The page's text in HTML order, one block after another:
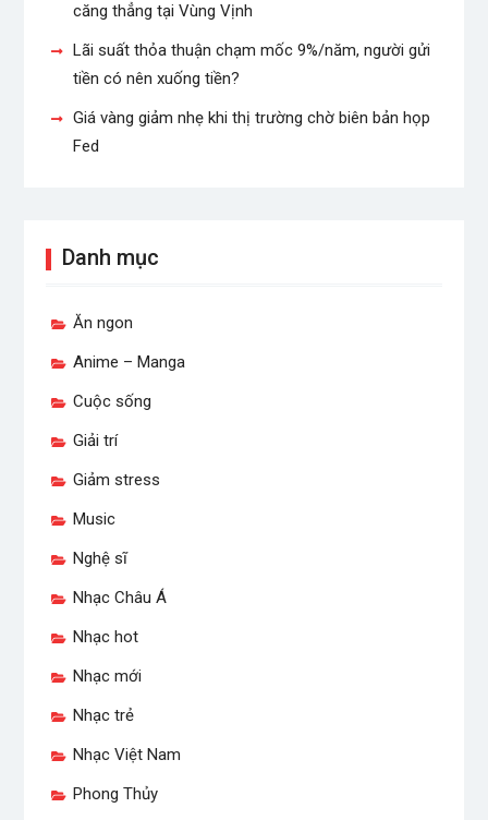
căng thẳng tại Vùng Vịnh
Lãi suất thỏa thuận chạm mốc 9%/năm, người gửi
tiền có nên xuống tiền?
Giá vàng giảm nhẹ khi thị trường chờ biên bản họp
Fed
Danh mục
Ăn ngon
Anime – Manga
Cuộc sống
Giải trí
Giảm stress
Music
Nghệ sĩ
Nhạc Châu Á
Nhạc hot
Nhạc mới
Nhạc trẻ
Nhạc Việt Nam
Phong Thủy